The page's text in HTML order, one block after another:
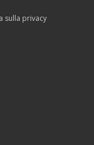
sulla privacy